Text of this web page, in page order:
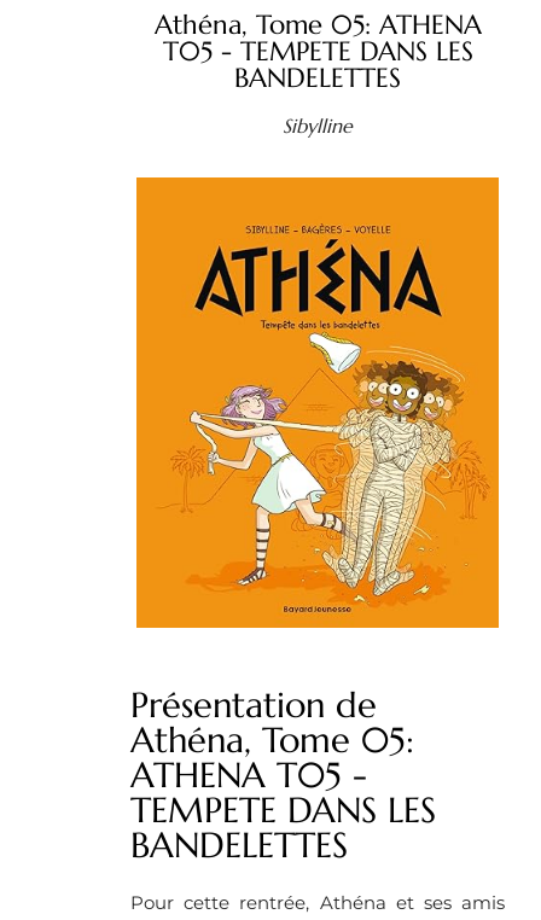
Athéna, Tome 05: ATHENA
T05 - TEMPETE DANS LES
BANDELETTES
Sibylline
Présentation de
Athéna, Tome 05:
ATHENA T05 -
TEMPETE DANS LES
BANDELETTES
Pour cette rentrée, Athéna et ses amis